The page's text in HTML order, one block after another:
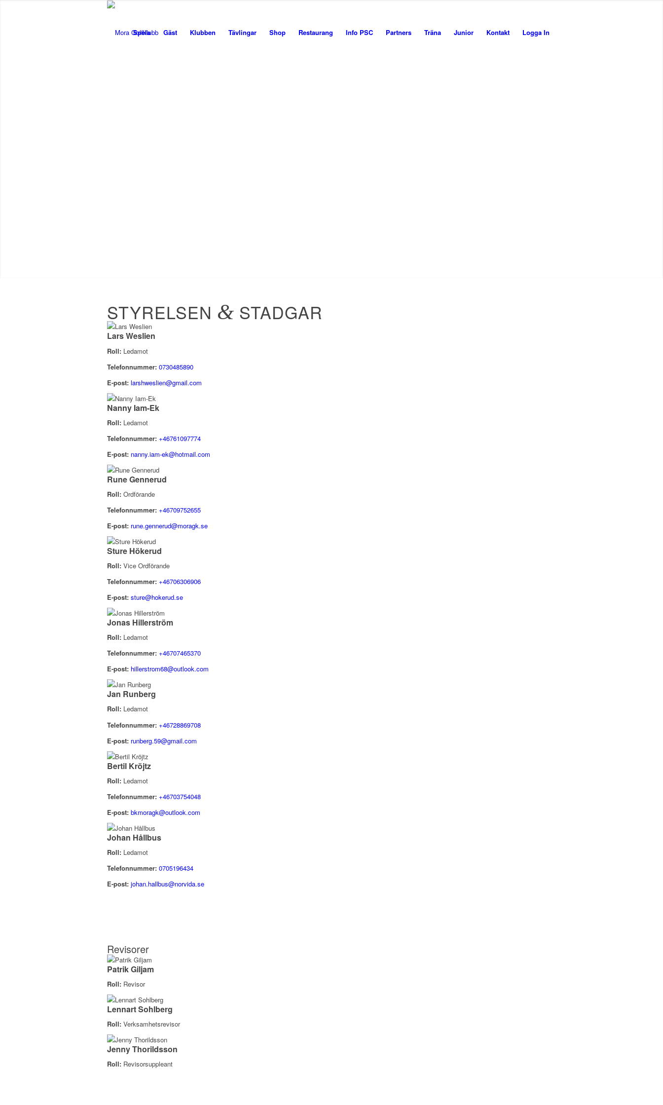
Spela Gäst Klubben Tävlingar Shop Restaurang Info PSC Partners Träna Junior Kontakt Logga In
STYRELSEN & STADGAR
Lars Weslien
Roll: Ledamot
Telefonnummer: 0730485890
E-post: larshweslien@gmail.com
Nanny Iam-Ek
Roll: Ledamot
Telefonnummer: +46761097774
E-post: nanny.iam-ek@hotmail.com
Rune Gennerud
Roll: Ordförande
Telefonnummer: +46709752655
E-post: rune.gennerud@moragk.se
Sture Hökerud
Roll: Vice Ordförande
Telefonnummer: +46706306906
E-post: sture@hokerud.se
Jonas Hillerström
Roll: Ledamot
Telefonnummer: +46707465370
E-post: hillerstrom68@outlook.com
Jan Runberg
Roll: Ledamot
Telefonnummer: +46728869708
E-post: runberg.59@gmail.com
Bertil Kröjtz
Roll: Ledamot
Telefonnummer: +46703754048
E-post: bkmoragk@outlook.com
Johan Hållbus
Roll: Ledamot
Telefonnummer: 0705196434
E-post: johan.hallbus@norvida.se
Revisorer
Patrik Giljam
Roll: Revisor
Lennart Sohlberg
Roll: Verksamhetsrevisor
Jenny Thorildsson
Roll: Revisorsuppleant